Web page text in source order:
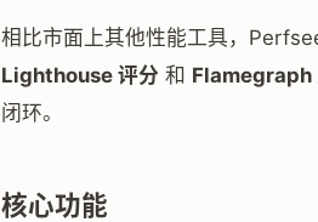
相比市面上其他性能工具，
Lighthouse 评分 和 Flamegraph
闭环。
核心功能